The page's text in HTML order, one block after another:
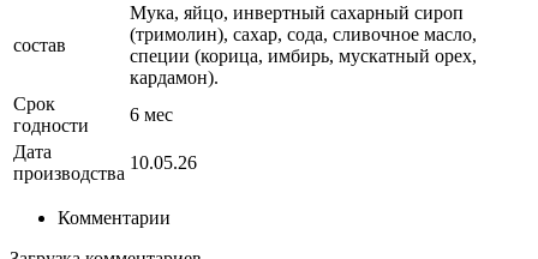
состав
Мука, яйцо, инвертный сахарный сироп
(тримолин), сахар, сода, сливочное масло,
специи (корица, имбирь, мускатный орех,
кардамон).
Срок
годности
6 мес
Дата
производства
10.05.26
Комментарии